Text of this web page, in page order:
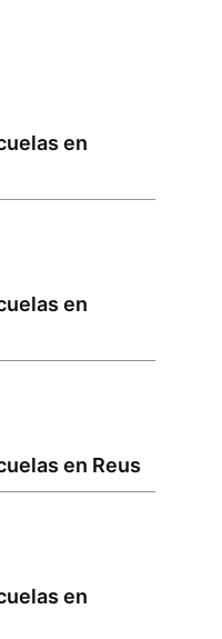
en
en
en Reus
en